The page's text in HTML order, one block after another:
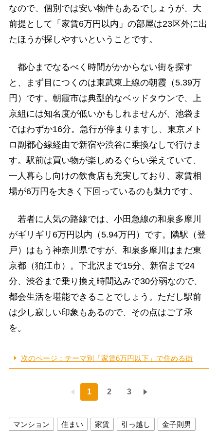
なので、個別では安い物件もあるでしょうが、大
前提として「家賃6万円以内」の部屋は23区外に出
たほうが探しやすいということです。
都心までなるべく時間がかからない街を探す
と、まず目につくのは東武東上線の朝霞（5.39万
円）です。朝霞市は典型的なベッドタウンで、上
京組には知名度が低いかもしれませんが、池袋ま
ではわずか16分。急行が停まりますし、東京メト
ロ副都心線経由で新宿や渋谷に乗換なしで行けま
す。駅前は買い物が楽しめるぐらい栄えていて、
一人暮らし向けの飲食店も充実しており、家賃相
場が6万円を大きく下回っているのも魅力です。
若者に人気の路線では、小田急線の和泉多摩川
がギリギリ6万円以内（5.94万円）です。隣駅（登
戸）はもう神奈川県ですが、和泉多摩川はまだ東
京都（狛江市）。下北沢まで15分、新宿まで24
分、渋谷まで乗り換え時間込みで30分弱なので、
都会生活を堪能できることでしょう。ただし駅前
は少し寂しい印象もあるので、その点はご了承
を。
次のページ：テーマ別「家賃6万円以下」で住める街
1 2 3
マンション 住まい 家賃 引っ越し 金子則男